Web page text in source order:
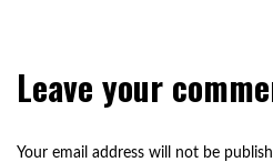
Leave your
Your email address will not be